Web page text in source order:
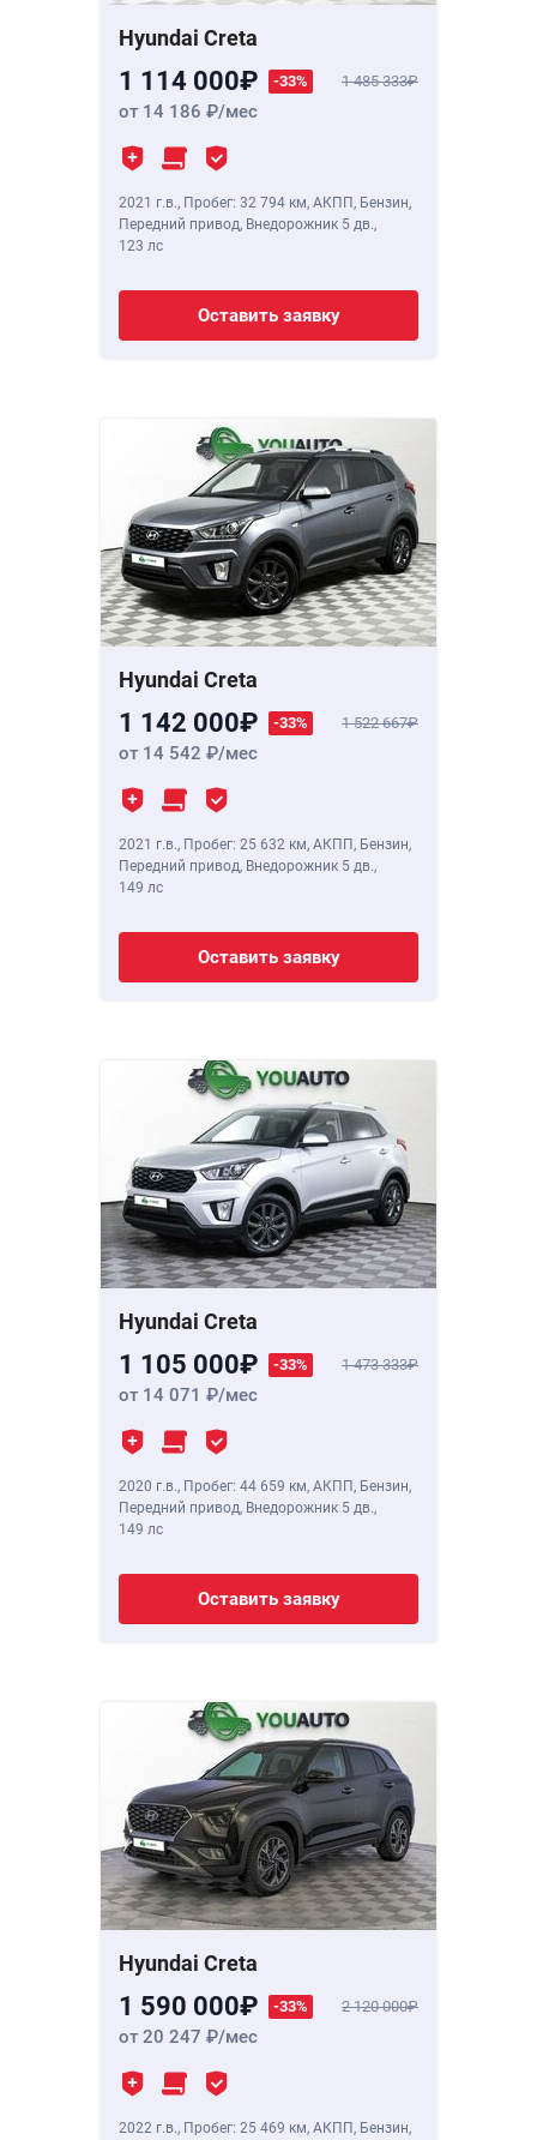
Hyundai Creta
1 114 000 -33% 1 485 333
от 14 186 /мес
2021 г.в., Пробег: 32 794 км, АКПП, Бензин,
Передний привод, Внедорожник 5 дв.,
123 лс
Оставить заявку
Hyundai Creta
1 142 000 -33% 1 522 667
от 14 542 /мес
2021 г.в., Пробег: 25 632 км, АКПП, Бензин,
Передний привод, Внедорожник 5 дв.,
149 лс
Оставить заявку
Hyundai Creta
1 105 000 -33% 1 473 333
от 14 071 /мес
2020 г.в., Пробег: 44 659 км, АКПП, Бензин,
Передний привод, Внедорожник 5 дв.,
149 лс
Оставить заявку
Hyundai Creta
1 590 000 -33% 2 120 000
от 20 247 /мес
2022 г.в., Пробег: 25 469 км, АКПП, Бензин,